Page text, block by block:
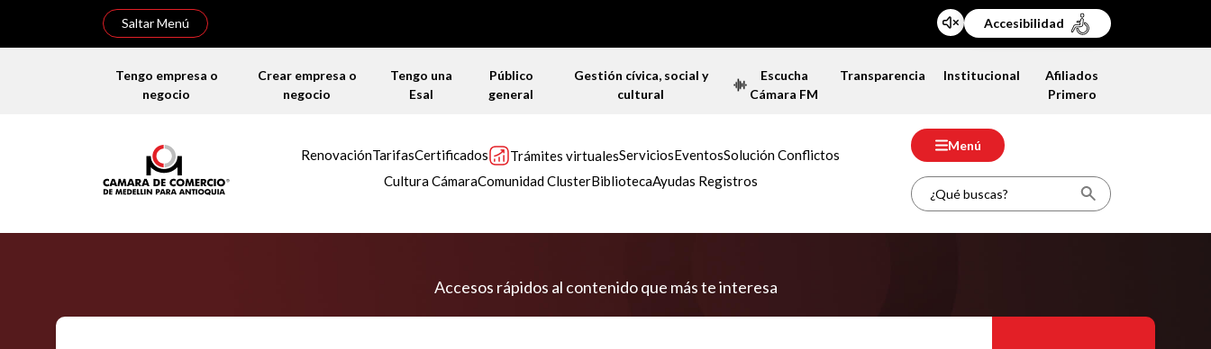
Saltar Menú Accesibilidad
Tengo empresa o
negocio
Crear empresa o
negocio
Tengo una
Esal
Público
general
Gestión cívica, social y
cultural
Escucha
Cámara FM
Transparencia Institucional
Afiliados
Primero
RenovaciónTarifasCertificados Trámites virtualesServiciosEventosSolución Conflictos
Cultura CámaraComunidad ClusterBibliotecaAyudas Registros
Menú
Accesos rápidos al contenido que más te interesa